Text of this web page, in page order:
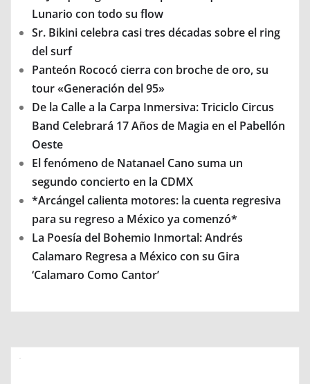
Lunario con todo su flow
Sr. Bikini celebra casi tres décadas sobre el ring
del surf
Panteón Rococó cierra con broche de oro, su
tour «Generación del 95»
De la Calle a la Carpa Inmersiva: Triciclo Circus
Band Celebrará 17 Años de Magia en el Pabellón
Oeste
El fenómeno de Natanael Cano suma un
segundo concierto en la CDMX
*Arcángel calienta motores: la cuenta regresiva
para su regreso a México ya comenzó*
La Poesía del Bohemio Inmortal: Andrés
Calamaro Regresa a México con su Gira
‘Calamaro Como Cantor’